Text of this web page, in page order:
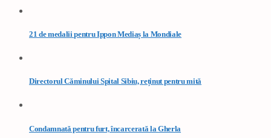
21 de medalii pentru Ippon Mediaș la Mondiale
Directorul Căminului Spital Sibiu, reținut pentru mită
Condamnată pentru furt, încarcerată la Gherla